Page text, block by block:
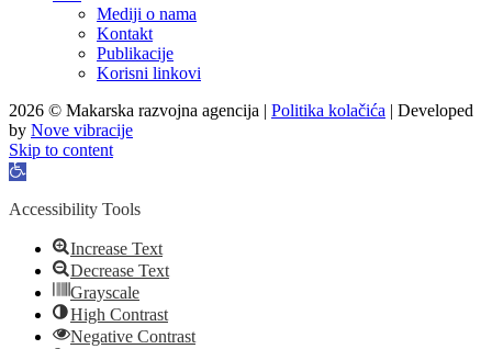
Mediji o nama
Kontakt
Publikacije
Korisni linkovi
2026 © Makarska razvojna agencija | Politika kolačića | Developed
by Nove vibracije
Skip to content
Open
Accessibility Tools
Increase Text
Decrease Text
Grayscale
High Contrast
Negative Contrast